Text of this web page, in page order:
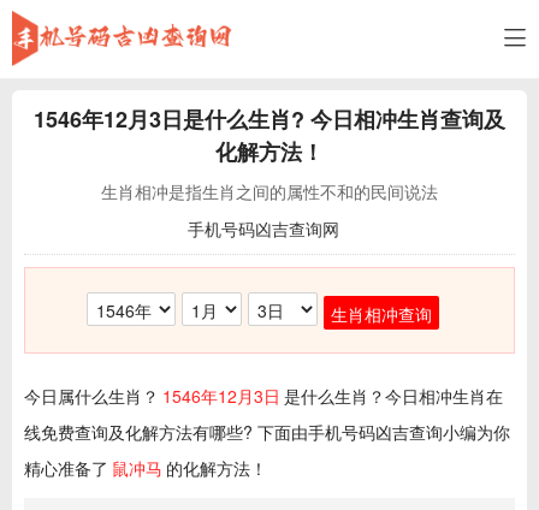
1546年12月3日是什么生肖? 今日相冲生肖查询及
化解方法！
生肖相冲是指生肖之间的属性不和的民间说法
手机号码凶吉查询网
生肖相冲查询
今日属什么生肖？ 1546年12月3日 是什么生肖？今日相冲生肖在
线免费查询及化解方法有哪些? 下面由手机号码凶吉查询小编为你
精心准备了 鼠冲马 的化解方法！